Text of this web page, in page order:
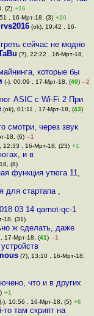
(2) +16
, 16-Мрт-18, (3) +20
rvs2016(ok), 19:42 , 16-
сейчас не модно
(?), 22:22 , 16-Мрт-18,
которые бы
(-), 00:09 , 17-Мрт-18, (40) –2
ASIC с Wi-Fi 2 При
(ok), 01:11 , 17-Мрт-18, (43)
смотри, через звук
18, (6) –1
12:33 , 16-Мрт-18, (23) +1
и в
(8)
функция утюга 11,
для стартапа ,
03 14 qarnot-qc-1
18, (31)
ж сделать, даже
17-Мрт-18, (41) –1
(?), 13:10 , 16-Мрт-18,
что и в других
+1
(-), 10:56 , 16-Мрт-18, (5) +6
то там скрипт на